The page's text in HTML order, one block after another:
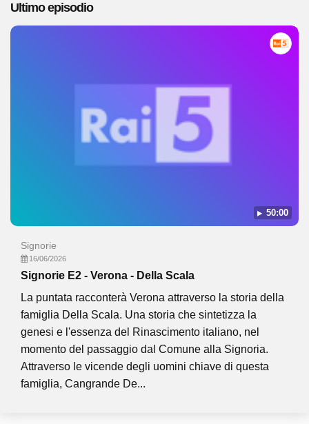
Ultimo episodio
50:00
Signorie
16/06/2026
Signorie E2 - Verona - Della Scala
La puntata racconterà Verona attraverso la storia della
famiglia Della Scala. Una storia che sintetizza la
genesi e l'essenza del Rinascimento italiano, nel
momento del passaggio dal Comune alla Signoria.
Attraverso le vicende degli uomini chiave di questa
famiglia, Cangrande De...